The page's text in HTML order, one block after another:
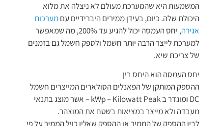
המשמעות היא שהמערכת מעולם לא ניצלה את מלוא
היכולת שלה. כיום, בעידן ממירים היברידיים עםמערכות
אגירה
, יחס העמסה יכול להגיע עד 200%, מה שמאפשר
למערכת לייצר הרבה יותר חשמל ולספק חשמל גם בזמנים
של צריכת שיא.
יחס העמסה הוא היחס בין
ההספק המותקן של הפאנלים הסולארים המייצרים חשמל
DC ומוגדר ב kWp – Kilowatt Peak – אשר מוצג בתנאי
מעבדה ולא מייצר במציאות בשטח את המוצהר.
לבין ההספק של הממיר או ההספק שאליו כויל הממיר על פי